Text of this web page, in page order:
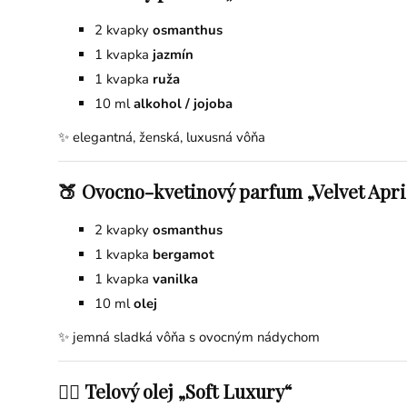
2 kvapky osmanthus
1 kvapka jazmín
1 kvapka ruža
10 mlalkohol / jojoba
✨ elegantná, ženská, luxusná vôňa
🍑 Ovocno-kvetinový parfum „Velvet
2 kvapky osmanthus
1 kvapka bergamot
1 kvapka vanilka
10 mlolej
✨ jemná sladká vôňa s ovocným nádychom
💆‍♀️ Telový olej „Soft Luxury“